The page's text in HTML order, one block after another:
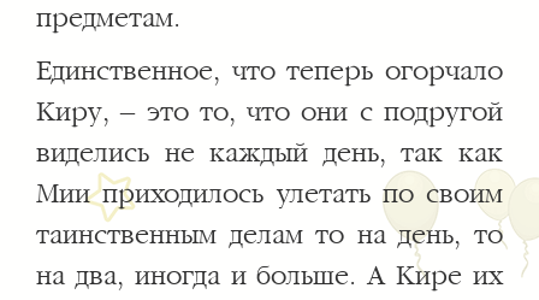
предметам.
Единственное, что теперь огорчало
Киру, – это то, что они с подругой
виделись не каждый день, так как
Мии приходилось улетать по своим
таинственным делам то на день, то
на два, иногда и больше. А Кире их